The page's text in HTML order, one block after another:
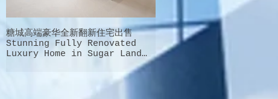
糖城高端豪华全新翻新住宅出售
Stunning Fully Renovated
Luxury Home in Sugar Land
德州大休斯顿地区最完美最能
庭幸福的超大型社区就在这里
Cypress的桥城新城